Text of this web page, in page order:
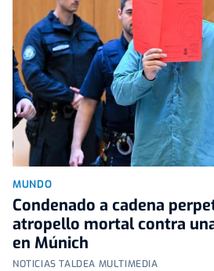
MUNDO
Condenado a cadena
atropello mortal contra
en Múnich
NOTICIAS TALDEA MULTIMEDIA